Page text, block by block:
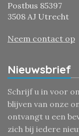
Postbus 85397
3508 AJ Utrecht
Neem contact op
Nieuwsbrief
Schrijf u in voor
blijven van onze
ontvangt u een
zich bij iedere